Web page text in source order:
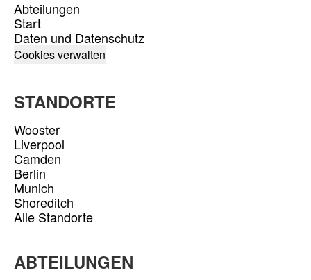
Abteilungen
Start
Daten und Datenschutz
Cookies verwalten
STANDORTE
Wooster
Liverpool
Camden
Berlin
Munich
Shoreditch
Alle Standorte
ABTEILUNGEN